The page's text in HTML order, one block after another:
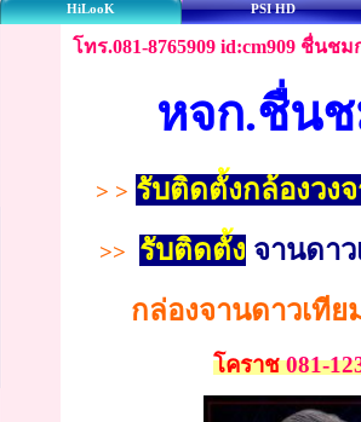
HiLooK PSI HD
โทร.081-8765909 id:cm909 ชื่น
หจก.ชื่น
> > รับติดตั้งกล้องวง
>> รับติดตั้ง จานดา
กล่องจานดาวเทีย
โคราช081-